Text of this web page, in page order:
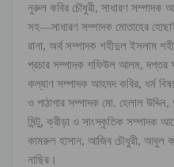
নুরুল কবির চৌধুরী, সাধারণ সম্পাদক
সহ—সাধারণ সম্পাদক মোতাহের
রানা, অর্থ সম্পাদক শহীদুল ইসলাম
প্রচার সম্পাদক শফিউল আলম, দপ্তর
কল্যাণ সম্পাদক আহমদ কবির, ধর্ম
ও পাঠাগার সম্পাদক মো. হেলাল
মিন্টু, ক্রীড়া ও সাংস্কৃতিক সম্পাদক
কামরুল হাসান, আজিব চৌধুরী, আবুল
নাছির।